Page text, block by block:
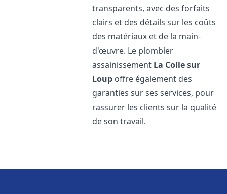
transparents, avec des forfaits
clairs et des détails sur les coûts
des matériaux et de la main-
d'œuvre. Le plombier
assainissement La Colle sur
Loup offre également des
garanties sur ses services, pour
rassurer les clients sur la qualité
de son travail.